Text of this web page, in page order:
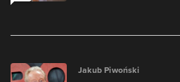
Jakub Piwoński